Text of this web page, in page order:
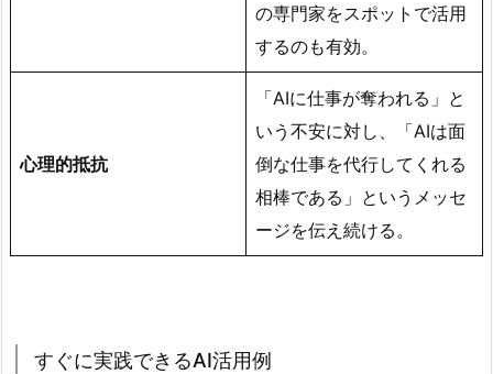
の専門家をスポットで活用
するのも有効。
心理的抵抗
「AIに仕事が奪われる」と
いう不安に対し、「AIは面
倒な仕事を代行してくれる
相棒である」というメッセ
ージを伝え続ける。
すぐに実践できるAI活用例